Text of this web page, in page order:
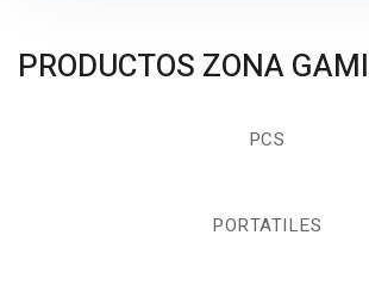
PRODUCTOS ZONA
PCS
PORTATILES